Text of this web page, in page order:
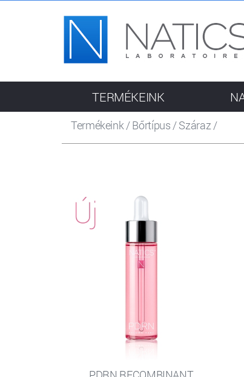
Termékeink/Bőrtípus /Száraz/
TERMÉKEINK